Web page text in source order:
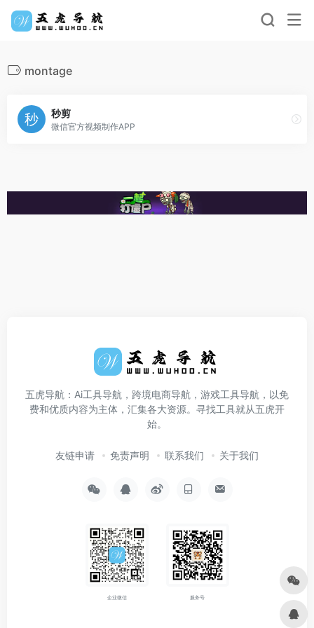
montage
秒剪
微信官方视频制作APP
五虎导航：Ai工具导航，跨境电商导航，游戏工具导航，以免
费和优质内容为主体，汇集各大资源。寻找工具就从五虎开
始。
友链申请 免责声明 联系我们 关于我们
企业微信 服务号